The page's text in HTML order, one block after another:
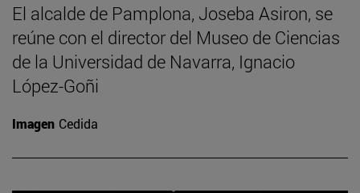
El alcalde de Pamplona, Joseba Asiron, se
reúne con el director del Museo de Ciencias
de la Universidad de Navarra, Ignacio
López-Goñi
Imagen Cedida